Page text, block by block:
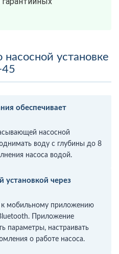
установке
45
обеспечивает
насосной
воду с глубины до 8
насоса водой.
установкой через
к мобильному приложению
Приложение
параметры, настраивать
о работе насоса.